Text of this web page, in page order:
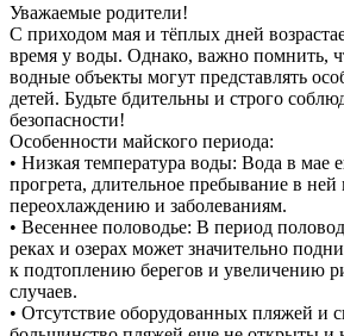
Уважаемые родители!
С приходом мая и тёплых дней
время у воды. Однако, важно помнить,
водные объекты могут представлять
детей. Будьте бдительны и строго
безопасности!
Особенности майского периода:
• Низкая температура воды: Вода в мае
прогрета, длительное пребывание в
переохлаждению и заболеваниям.
• Весеннее половодье: В период
реках и озерах может значительно
к подтоплению берегов и увеличению
случаев.
• Отсутствие оборудованных пляжей и